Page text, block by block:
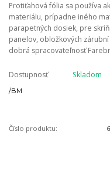
Protiťahová fólia sa používa
materiálu, prípadne iného
parapetných dosiek, pre
panelov, obložkových
dobrá spracovateľnosť
Dostupnosť Skladom
/BM
Číslo produktu: